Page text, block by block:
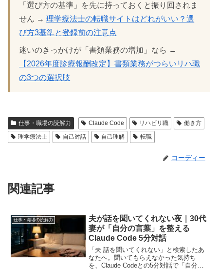
「選び方の基準」を先に持っておくと振り回されま
せん →理学療法士の転職サイトはどれがいい？選
び方3基準と登録前の注意点
迷いのきっかけが「書類業務の増加」なら →
【2026年度診療報酬改定】書類業務がつらいリハ職
の3つの選択肢
仕事・職場の読解力 Claude Code リハビリ職
働き方
理学療法士
自己対話 自己理解 転職
コーディー
関連記事
仕事・職場の読解力
夫が話を聞いてくれない夜｜30代
妻が「自分の言葉」を整える
Claude Code 5分対話
「夫 話を聞いてくれない」と検索したあ
なたへ。聞いてもらえなかった気持ち
を、Claude Codeとの5分対話で「自分の